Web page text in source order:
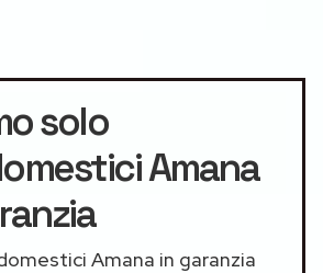
solo
Amana
Amana in garanzia